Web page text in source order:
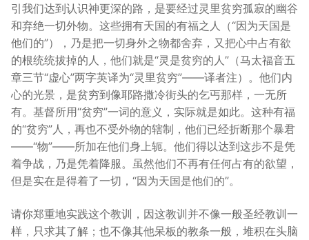
引我们达到认识神更深的路，是要经过灵里贫穷孤寂的幽谷
和弃绝一切外物。这些拥有天国的有福之人（“因为天国是
他们的”），乃是把一切身外之物都舍弃，又把心中占有欲
的根统统拔掉的人，他们就是“灵是贫穷的人”（马太福音五
章三节“虚心”两字英译为“灵里贫穷”——译者注）。他们内
心的光景，是贫穷到像耶路撒冷街头的乞丐那样，一无所
有。基督所用“贫穷”一词的意义，实际就是如此。这种有福
的“贫穷”人，再也不受外物的辖制，他们已经折断那个暴君
——“物”——所加在他们身上轭。他们得以达到这步不是凭
着争战，乃是凭着降服。虽然他们不再有任何占有的欲望，
但是实在是得着了一切，“因为天国是他们的”。
请你郑重地实践这个教训，因这教训并不像一般圣经教训一
样，只求其了解；也不像其他呆板的教条一般，堆积在头脑